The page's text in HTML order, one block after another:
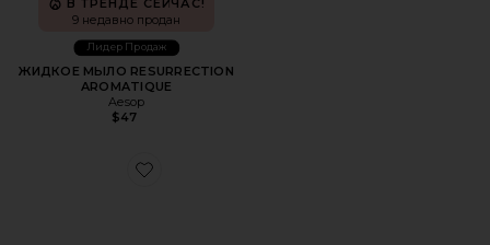
В ТРЕНДЕ СЕЙЧАС!
9 недавно продан
Лидер Продаж
ЖИДКОЕ МЫЛО RESURRECTION
AROMATIQUE
Aesop
$47
Favorite КРОССОВКИ CLOUDNOVA FORM 2